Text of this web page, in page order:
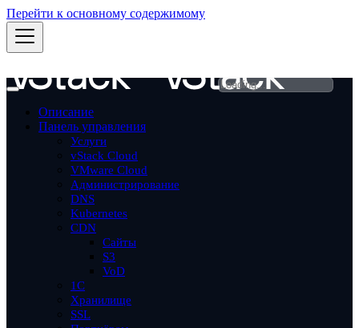
Перейти к основному содержимому
Описание
Панель управления
Услуги
vStack Cloud
VMware Cloud
Администрирование
DNS
Kubernetes
CDN
Сайты
S3
VoD
1С
Хранилище
SSL